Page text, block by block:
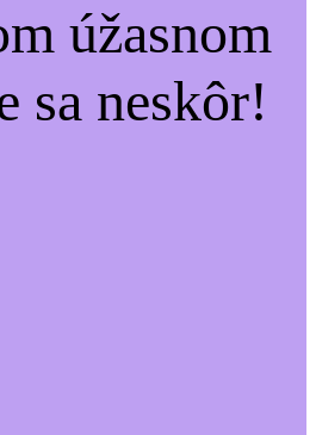
úžasnom
sa neskôr!